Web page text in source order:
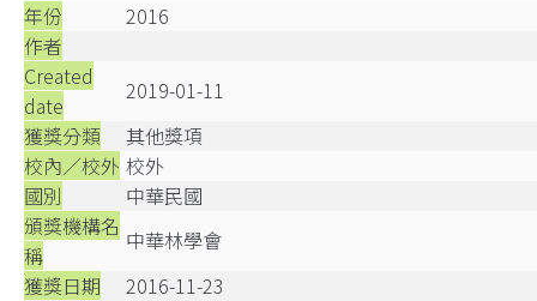
年份
2016
作者
Created
date
2019-01-11
獲獎分類
其他獎項
校內／校外 校外
國別
中華民國
頒獎機構名
稱
中華林學會
獲獎日期
2016-11-23